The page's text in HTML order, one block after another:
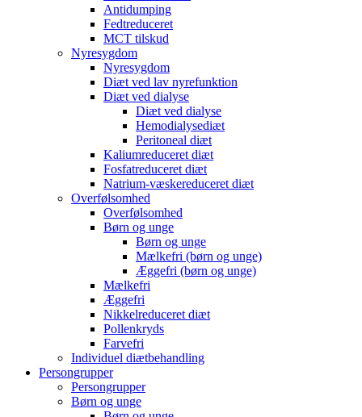
Antidumping
Fedtreduceret
MCT tilskud
Nyresygdom
Nyresygdom
Diæt ved lav nyrefunktion
Diæt ved dialyse
Diæt ved dialyse
Hemodialysediæt
Peritoneal diæt
Kaliumreduceret diæt
Fosfatreduceret diæt
Natrium-væskereduceret diæt
Overfølsomhed
Overfølsomhed
Børn og unge
Børn og unge
Mælkefri (børn og unge)
Æggefri (børn og unge)
Mælkefri
Æggefri
Nikkelreduceret diæt
Pollenkryds
Farvefri
Individuel diætbehandling
Persongrupper
Persongrupper
Børn og unge